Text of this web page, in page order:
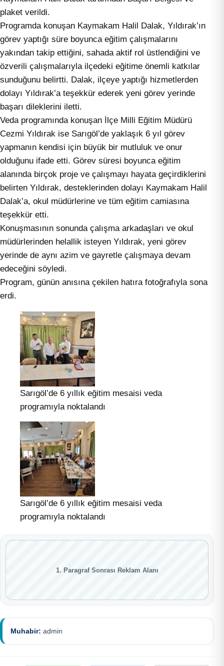
plaket verildi.
Programda konuşan Kaymakam Halil Dalak, Yıldırak’ın
görev yaptığı süre boyunca eğitim çalışmalarını
yakından takip ettiğini, sahada aktif rol üstlendiğini ve
özverili çalışmalarıyla ilçedeki eğitime önemli katkılar
sunduğunu belirtti. Dalak, ilçeye yaptığı hizmetlerden
dolayı Yıldırak’a teşekkür ederek yeni görev yerinde
başarı dileklerini iletti.
Veda programında konuşan İlçe Milli Eğitim Müdürü
Cezmi Yıldırak ise Sarıgöl’de yaklaşık 6 yıl görev
yapmanın kendisi için büyük bir mutluluk ve onur
olduğunu ifade etti. Görev süresi boyunca eğitim
alanında birçok proje ve çalışmayı hayata geçirdiklerini
belirten Yıldırak, desteklerinden dolayı Kaymakam Halil
Dalak’a, okul müdürlerine ve tüm eğitim camiasına
teşekkür etti.
Konuşmasının sonunda çalışma arkadaşları ve okul
müdürlerinden helallik isteyen Yıldırak, yeni görev
yerinde de aynı azim ve gayretle çalışmaya devam
edeceğini söyledi.
Program, günün anısına çekilen hatıra fotoğrafıyla sona
erdi.
Sarıgöl’de 6 yıllık eğitim mesaisi veda
programıyla noktalandı
Sarıgöl’de 6 yıllık eğitim mesaisi veda
programıyla noktalandı
1. Paragraf Sonrası Reklam Alanı
Muhabir: admin